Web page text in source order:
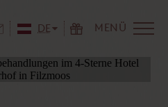
DE MENÜ